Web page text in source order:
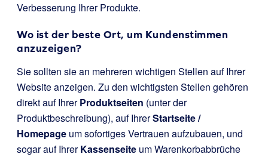
Verbesserung Ihrer Produkte.
Wo ist der beste Ort, um Kundenstimmen
anzuzeigen?
Sie sollten sie an mehreren wichtigen Stellen auf Ihrer
Website anzeigen. Zu den wichtigsten Stellen gehören
direkt auf IhrerProduktseiten (unter der
Produktbeschreibung), auf IhrerStartseite /
Homepage um sofortiges Vertrauen aufzubauen, und
sogar auf IhrerKassenseite um Warenkorbabbrüche